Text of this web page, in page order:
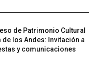
de Patrimonio Cultural
de los Andes: Invitación a
y comunicaciones